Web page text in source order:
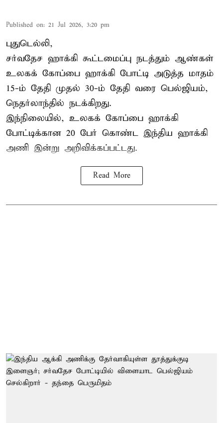
Published on: 21 Jul 2026, 3:20 pm
புதுடெல்லி,
சர்வதேச ஹாக்கி கூட்டமைப்பு நடத்தும் ஆண்கள்
உலகக் கோப்பை ஹாக்கி போட்டி அடுத்த மாதம்
15-ம் தேதி முதல் 30-ம் தேதி வரை பெல்ஜியம்,
நெதர்லாந்தில் நடக்கிறது.
இந்நிலையில், உலகக் கோப்பை ஹாக்கி
போட்டிக்கான 20 பேர் கொண்ட இந்திய ஹாக்கி
அணி இன்று அறிவிக்கப்பட்டது.
Read More